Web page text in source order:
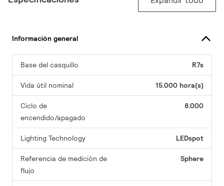
Información general
Base del casquillo R7s
Vida útil nominal 15.000 hora(s)
Ciclo de
encendido/apagado
8.000
Lighting Technology LEDspot
Referencia de medición de
flujo
Sphere